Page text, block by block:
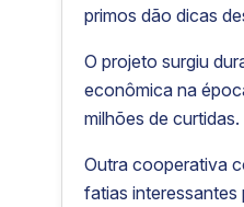
primos dão dicas
O projeto surgiu
econômica na
milhões de
Outra cooperativa
fatias interessantes